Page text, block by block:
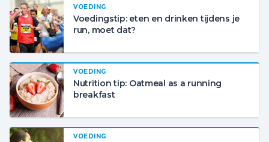
VOEDING
Voedingstip: eten en drinken tijdens je
run, moet dat?
VOEDING
Nutrition tip: Oatmeal as a running
breakfast
VOEDING